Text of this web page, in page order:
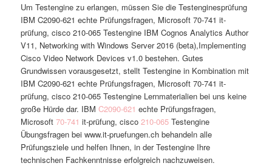
Um Testengine zu erlangen, müssen Sie die Testenginesprüfung
IBM C2090-621 echte Prüfungsfragen, Microsoft 70-741 it-
prüfung, cisco 210-065 Testengine IBM Cognos Analytics Author
V11, Networking with Windows Server 2016 (beta),Implementing
Cisco Video Network Devices v1.0 bestehen. Gutes
Grundwissen vorausgesetzt, stellt Testengine in Kombination mit
IBM C2090-621 echte Prüfungsfragen, Microsoft 70-741 it-
prüfung, cisco 210-065 Testengine Lernmaterialien bei uns keine
große Hürde dar. IBMC2090-621 echte Prüfungsfragen,
Microsoft70-741 it-prüfung, cisco210-065 Testengine
Übungsfragen bei www.it-pruefungen.ch behandeln alle
Prüfungsziele und helfen Ihnen, in der Testengine Ihre
technischen Fachkenntnisse erfolgreich nachzuweisen.